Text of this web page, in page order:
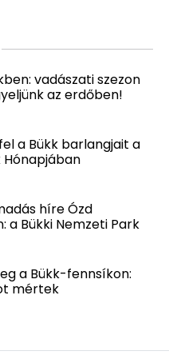
vadászati szezon
az erdőben!
a Bükk barlangjait a
Hónapjában
híre Ózd
a Bükki Nemzeti Park
a Bükk-fennsíkon:
mértek